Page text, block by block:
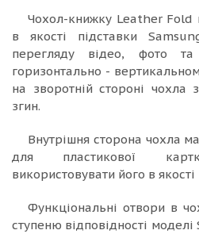
Чохол-книжку Leather Fold
в якості підставки
перегляду відео, фото
горизонтально -
на зворотній стороні чохла
згин.
Внутрішня сторона чохла
для пластикової
використовувати його в
Функціональні отвори в
ступеню відповідності моделі